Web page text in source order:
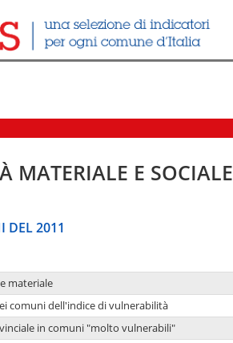
MATERIALE E SOCIALE
DEL 2011
materiale
comuni dell'indice di vulnerabilità
in comuni "molto vulnerabili"